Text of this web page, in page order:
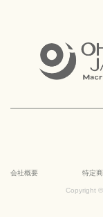
会社概要 特定
Copyright